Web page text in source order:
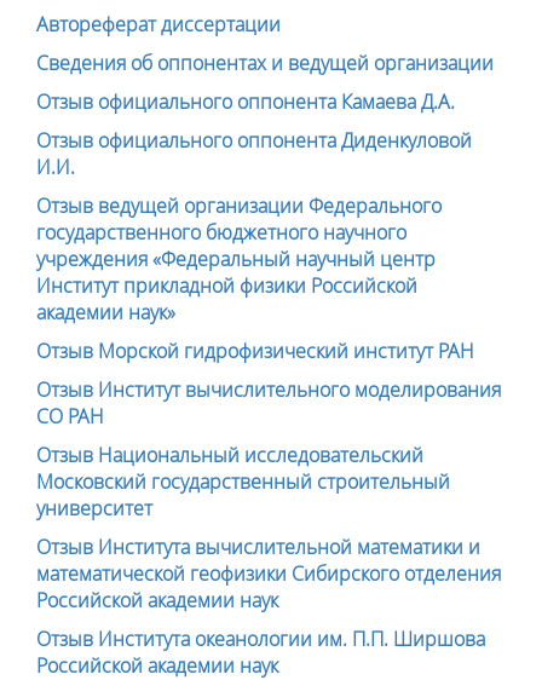
Автореферат диссертации
Сведения об оппонентах и ведущей организации
Отзыв официального оппонента Камаева Д.А.
Отзыв официального оппонента Диденкуловой
И.И.
Отзыв ведущей организации Федерального
государственного бюджетного научного
учреждения «Федеральный научный центр
Институт прикладной физики Российской
академии наук»
Отзыв Морской гидрофизический институт РАН
Отзыв Институт вычислительного моделирования
СО РАН
Отзыв Национальный исследовательский
Московский государственный строительный
университет
Отзыв Института вычислительной математики и
математической геофизики Сибирского отделения
Российской академии наук
Отзыв Института океанологии им. П.П. Ширшова
Российской академии наук